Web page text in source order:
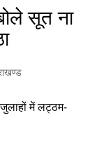
सूत ना
g